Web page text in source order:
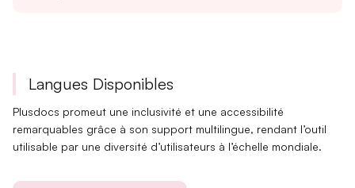
Langues Disponibles
Plusdocs promeut une inclusivité et une accessibilité
remarquables grâce à son support multilingue, rendant l’outil
utilisable par une diversité d’utilisateurs à l’échelle mondiale.